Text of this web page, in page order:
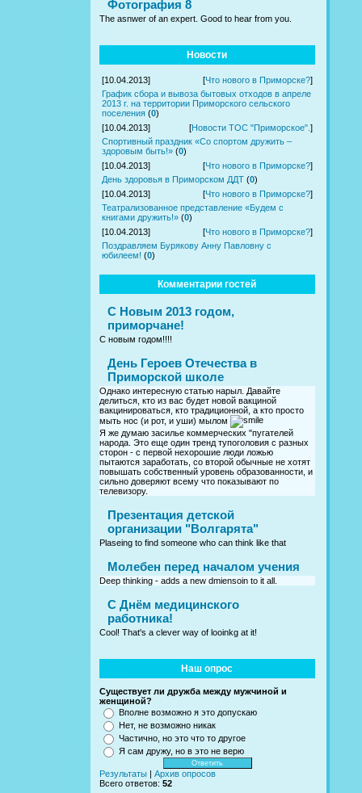
Фотография 8
The asnwer of an expert. Good to hear from you.
Новости
[10.04.2013] [Что нового в Приморске?]
График сбора и вывоза бытовых отходов в апреле
2013 г. на территории Приморского сельского
поселения (0)
[10.04.2013]
[Новости ТОС "Приморское". ]
Спортивный праздник «Со спортом дружить –
здоровым быть!» (0)
[10.04.2013]
[Что нового в Приморске?]
День здоровья в Приморском ДДТ (0)
[10.04.2013]
[Что нового в Приморске?]
Театрализованное представление «Будем с
книгами дружить!» (0)
[10.04.2013]
[Что нового в Приморске?]
Поздравляем Бурякову Анну Павловну с
юбилеем! (0)
Комментарии гостей
С Новым 2013 годом,
приморчане!
С новым годом!!!!
День Героев Отечества в
Приморской школе
Однако интересную статью нарыл. Давайте
делиться, кто из вас будет новой вакциной
вакцинироваться, кто традиционной, а кто просто
мыть нос (и рот, и уши) мылом
Я же думаю засилье коммерческих "пугателей
народа. Это еще один тренд тупоголовия с разных
сторон - с первой нехорошие люди ложью
пытаются заработать, со второй обычные не хотят
повышать собственный уровень образованности, и
сильно доверяют всему что показывают по
телевизору.
Презентация детской
организации "Волгарята"
Plaseing to find someone who can think like that
Молебен перед началом учения
Deep thinking - adds a new dmiensoin to it all.
C Днём медицинского
работника!
Cool! That's a clever way of looinkg at it!
Наш опрос
Существует ли дружба между мужчиной и
женщиной?
Вполне возможно я это допускаю
Нет, не возможно никак
Частично, но это что то другое
Я сам дружу, но в это не верю
Результаты
Архив опросов
Всего ответов: 52